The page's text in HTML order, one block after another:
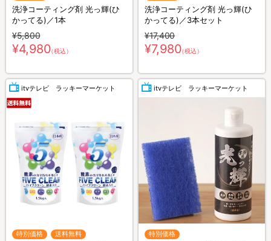
洗浄コーティング剤 光っ輝(ひ
かってる)／1本
¥5,800
¥4,980（税込）
洗浄コーティング剤 光っ輝(ひ
かってる)／3本セット
¥17,400
¥7,980（税込）
itvテレビ ラッキーマーケット
特別価格 送料無料
itvテレビ ラッキーマーケット
特別価格